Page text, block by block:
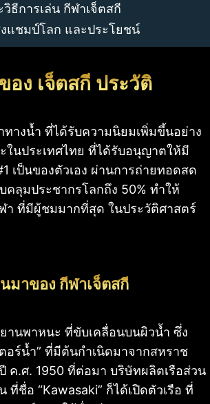
ธีการเล่น กีฬาเจ็ตสกี
แชมป์โลก และประโยชน์
ง เจ็ตสกี ประวัติ
ทางน้ำ ที่ได้รับความนิยมเพิ่มขึ้นอย่าง
ในประเทศไทย ที่ได้รับอนุญาตให้มี
เป็นของตัวเอง ผ่านการถ่ายทอดสด
คลุมประชากรโลกถึง 50% ทำให้
า ที่มีผู้ชมมากที่สุด ในประวัติศาสตร์
มาของ กีฬาเจ็ตสกี
านพาหนะ ที่ขับเคลื่อนบนผิวน้ำ ซึ่ง
อร์น้ำ” ที่มีต้นกำเนิดมาจากสหราช
ค.ศ. 1950 ที่ต่อมา บริษัทผลิตเรือส่วน
ชื่อ “Kawasaki” ก็ได้เปิดตัวเรือ ที่